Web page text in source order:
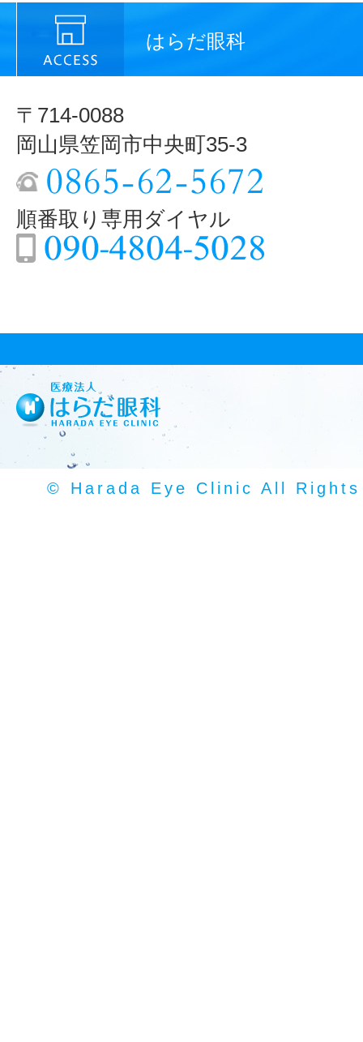
はらだ眼科
〒714-0088
岡山県笠岡市中央町35-3
順番取り専用ダイヤル
© Harada Eye Clinic All